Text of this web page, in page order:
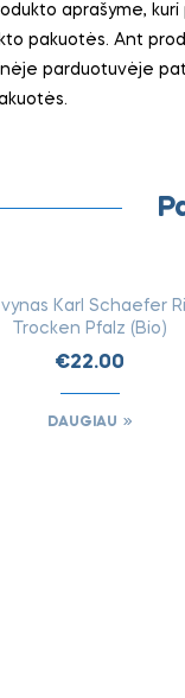
aprašyme,
pakuotės. Ant
parduotuvėje
FIZINĖSE
Karl Schaefer
Trocken Pfalz (Bio)
€22.00
DAUGIAU